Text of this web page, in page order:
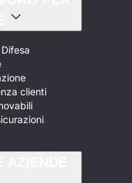
clienti